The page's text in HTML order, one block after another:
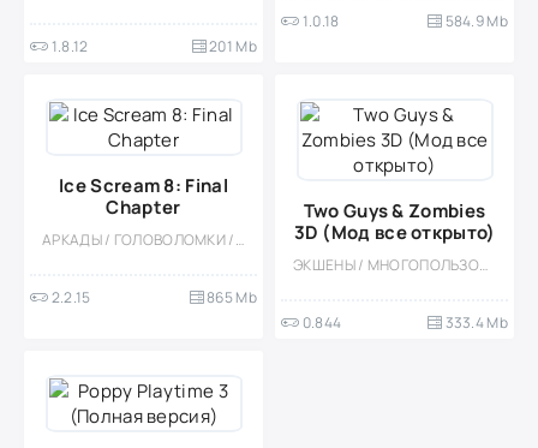
1.8.12 201 Mb
1.0.18 584.9 Mb
Ice Scream 8: Final
Chapter
АРКАДЫ / ГОЛОВОЛОМКИ / ПРИКЛЮЧЕНИЕ / ОДНОПОЛЬЗОВАТЕЛЬСКИЕ / СТИЛИЗАЦИЯ / ХОРРОР / 3D / ВСТРОЕННЫЙ КЕШ / МОД / ИССЛЕДОВАНИЯ
2.2.15 865 Mb
Two Guys & Zombies
3D (Мод все открыто)
ЭКШЕНЫ / МНОГОПОЛЬЗОВАТЕЛЬСКАЯ / КООПЕРАТИВ / НА ДВОИХ / ШУТЕРЫ / КАЗУАЛЬНЫЕ / ОДНОПОЛЬЗОВАТЕЛЬСКИЕ / ЗОМБИ / СТИЛИЗАЦИЯ / ОФЛАЙН / ВИД СВЕРХУ / ВЫЖИВАНИЕ / МОД / 3D / КРОВЬ
0.844 333.4 Mb